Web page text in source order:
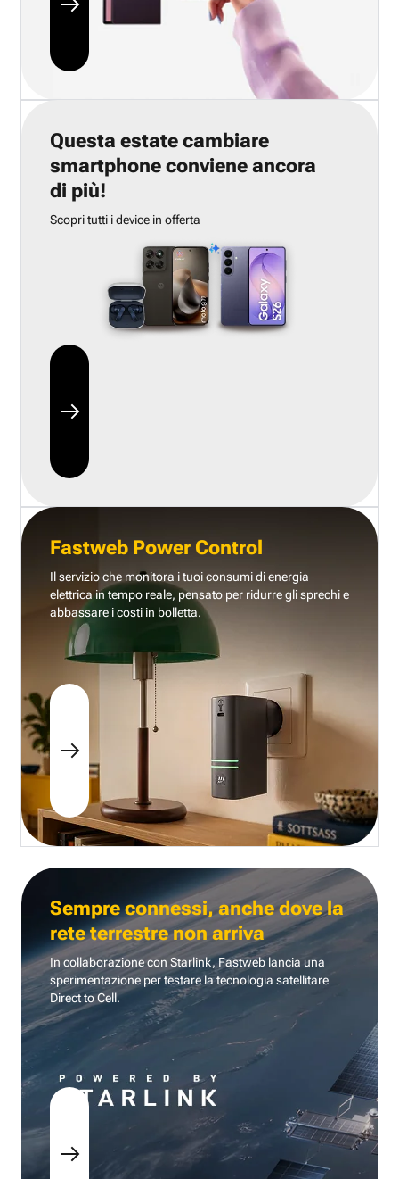
Questa estate cambiare
smartphone conviene ancora
di più!
Scopri tutti i device in offerta
Fastweb Power Control
Il servizio che monitora i tuoi consumi di energia
elettrica in tempo reale, pensato per ridurre gli sprechi e
abbassare i costi in bolletta.
Sempre connessi, anche dove la
rete terrestre non arriva
In collaborazione con Starlink, Fastweb lancia una
sperimentazione per testare la tecnologia satellitare
Direct to Cell.